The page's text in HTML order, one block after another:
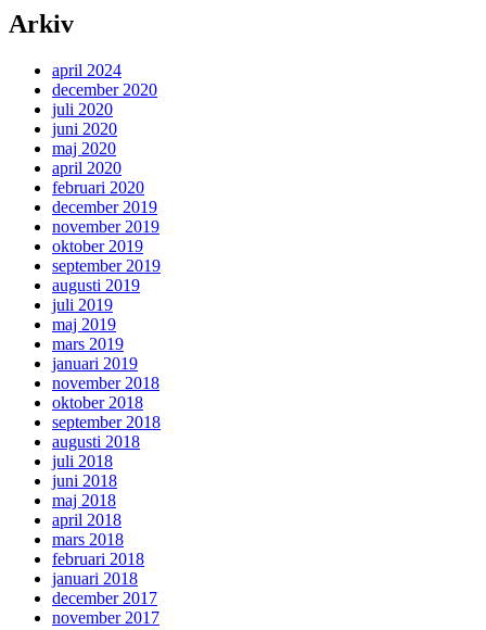
Arkiv
april 2024
december 2020
juli 2020
juni 2020
maj 2020
april 2020
februari 2020
december 2019
november 2019
oktober 2019
september 2019
augusti 2019
juli 2019
maj 2019
mars 2019
januari 2019
november 2018
oktober 2018
september 2018
augusti 2018
juli 2018
juni 2018
maj 2018
april 2018
mars 2018
februari 2018
januari 2018
december 2017
november 2017